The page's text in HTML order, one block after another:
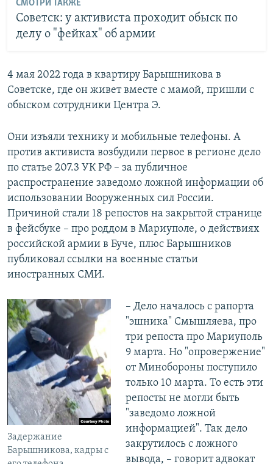
СМОТРИ ТАКЖЕ
Советск: у активиста проходит обыск по
делу о "фейках" об армии
4 мая 2022 года в квартиру Барышникова в
Советске, где он живет вместе с мамой, пришли с
обыском сотрудники Центра Э.
Они изъяли технику и мобильные телефоны. А
против активиста возбудили первое в регионе дело
по статье 207.3 УК РФ – за публичное
распространение заведомо ложной информации об
использовании Вооруженных сил России.
Причиной стали 18 репостов на закрытой странице
в фейсбуке – про роддом в Мариуполе, о действиях
российской армии в Буче, плюс Барышников
публиковал ссылки на военные статьи
иностранных СМИ.
Задержание
Барышникова, кадры с
– Дело началось с рапорта
"эшника" Смышляева, про
три репоста про Мариуполь
9 марта. Но "опровержение"
от Минобороны поступило
только 10 марта. То есть эти
репосты не могли быть
"заведомо ложной
информацией". Так дело
закрутилось с ложного
вывода, – говорит адвокат